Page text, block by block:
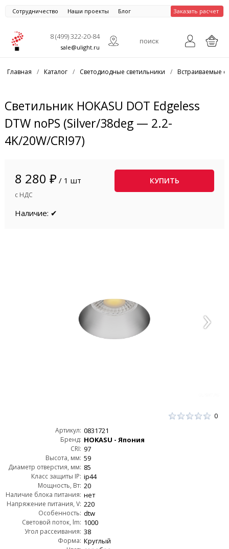
Сотрудничество Наши проекты Блог Заказать расчет
8 (499) 322-20-84
sale@ulight.ru
Главная / Каталог / Светодиодные светильники / Встраиваемые
Светильник HOKASU DOT Edgeless
DTW noPS (Silver/38deg — 2.2-
4K/20W/CRI97)
8 280 ₽ / 1 шт
с НДС
КУПИТЬ
Наличие: ✔
0
Артикул: 0831721
Бренд: HOKASU - Япония
CRI: 97
Высота, мм: 59
Диаметр отверстия, мм: 85
Класс защиты IP: ip44
Мощность, Вт: 20
Наличие блока питания: нет
Напряжение питания, V: 220
Особенность: dtw
Световой поток, lm: 1000
Угол рассеивания: 38
Форма: Круглый